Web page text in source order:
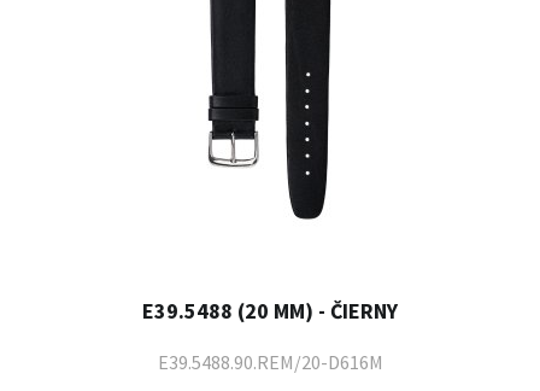
E39.5488 (20 MM) - ČIERNY
E39.5488.90.REM/20-D616M